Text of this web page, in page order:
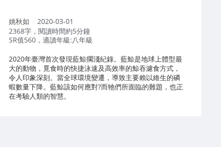
作
者：
姚秋如
2020-03-01
2368字，閱讀時間約5分鐘
SR值560，適讀年級:八年級
2020年臺灣首次發現藍鯨擱淺紀錄。藍鯨是地球上體型最
大的動物，覓食時的快捷泳速及高效率的鯨吞濾食方式，
令人印象深刻。當全球環境變遷，導致主要賴以維生的磷
蝦數量下降。藍鯨該如何應對?而牠們所面臨的難題，也正
在考驗人類的智慧。